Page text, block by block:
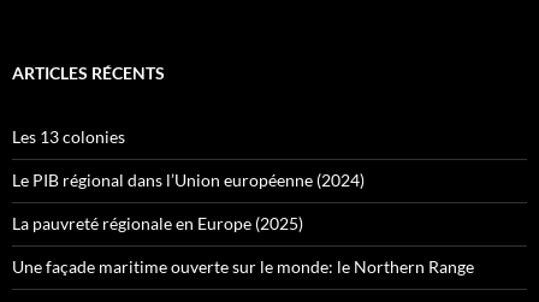
ARTICLES RÉCENTS
Les 13 colonies
Le PIB régional dans l’Union européenne (2024)
La pauvreté régionale en Europe (2025)
Une façade maritime ouverte sur le monde: le Northern Range